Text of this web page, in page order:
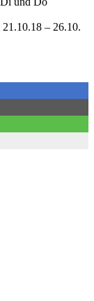
– 26.10.